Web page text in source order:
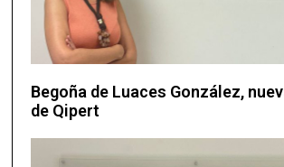
Begoña de Luaces González,
de Qipert